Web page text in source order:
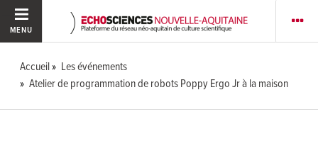
MENU
Accueil
Les événements
Atelier de programmation de robots Poppy Ergo Jr à la maison